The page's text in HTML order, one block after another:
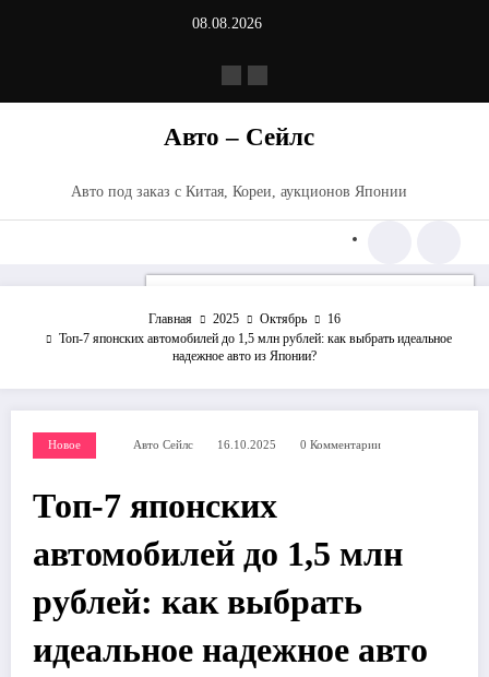
08.08.2026
Авто – Сейлс
Авто под заказ с Китая, Кореи, аукционов Японии
Главная 2025 Октябрь
16
Топ-7 японских автомобилей до 1,5 млн рублей: как выбрать идеальное
надежное авто из Японии?
Новое Авто Сейлс 16.10.2025 0 Комментарии
Топ-7 японских
автомобилей до 1,5 млн
рублей: как выбрать
идеальное надежное авто